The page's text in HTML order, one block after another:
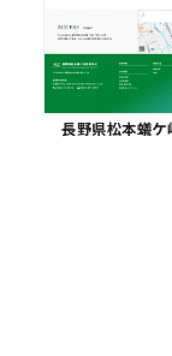
長野県松本蟻ケ